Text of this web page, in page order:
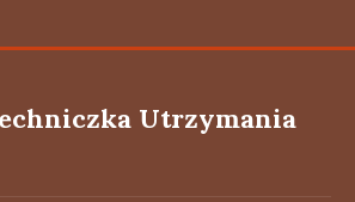
Utrzymania